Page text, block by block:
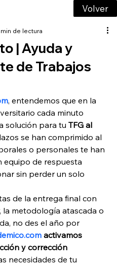
Volver
| Ayuda y
de Trabajos
de lectura
, entendemos que en la
cada minuto
solución para tu TFG al
se han comprimido al
o personales te han
equipo de respuesta
sin perder un solo
de la entrega final con
metodología atascada o
no des el año por
activamos
y corrección
necesidades de tu